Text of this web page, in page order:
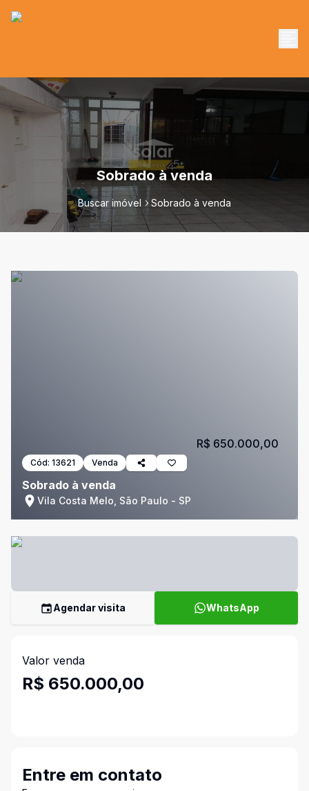
Sobrado à venda
Buscar imóvel Sobrado à venda
Cód: 13621 Venda
Sobrado à venda
Vila Costa Melo, São Paulo - SP
R$ 650.000,00
Agendar visita WhatsApp
Valor venda
R$ 650.000,00
Entre em contato